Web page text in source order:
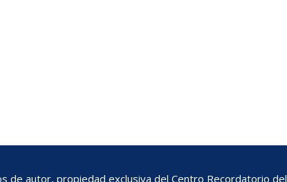
de autor, propiedad exclusiva del Centro Recordatorio del